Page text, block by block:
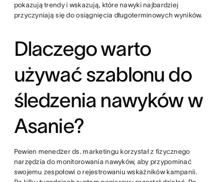
pokazują trendy i wskazują, które nawyki najbardziej
przyczyniają się do osiągnięcia długoterminowych wyników.
Dlaczego warto
używać szablonu do
śledzenia nawyków w
Asanie?
Pewien menedżer ds. marketingu korzystał z fizycznego
narzędzia do monitorowania nawyków, aby przypominać
swojemu zespołowi o rejestrowaniu wskaźników kampanii.